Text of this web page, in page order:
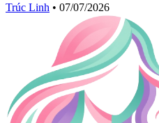
Trúc Linh • 07/07/2026